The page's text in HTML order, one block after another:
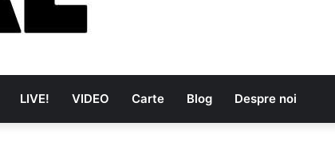
LIVE! VIDEO Carte Blog Despre noi